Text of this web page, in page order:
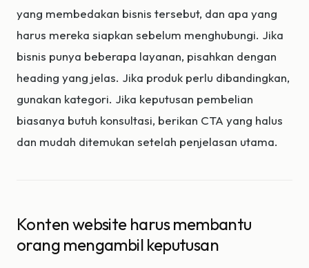
yang membedakan bisnis tersebut, dan apa yang
harus mereka siapkan sebelum menghubungi. Jika
bisnis punya beberapa layanan, pisahkan dengan
heading yang jelas. Jika produk perlu dibandingkan,
gunakan kategori. Jika keputusan pembelian
biasanya butuh konsultasi, berikan CTA yang halus
dan mudah ditemukan setelah penjelasan utama.
Konten website harus membantu
orang mengambil keputusan